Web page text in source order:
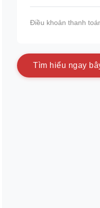
Điều khoản thanh
Tìm hiểu ngay bâ